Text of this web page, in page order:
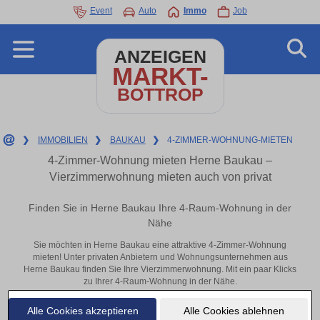
Alle Cookies akzeptieren Alle Cookies ablehnen
Event Auto Immo Job
ANZEIGEN
MARKT-
BOTTROP
❯ IMMOBILIEN ❯ BAUKAU ❯ 4-ZIMMER-WOHNUNG-MIETEN
4-Zimmer-Wohnung mieten Herne Baukau –
Vierzimmerwohnung mieten auch von privat
Finden Sie in Herne Baukau Ihre 4-Raum-Wohnung in der
Nähe
Sie möchten in Herne Baukau eine attraktive 4-Zimmer-Wohnung
mieten! Unter privaten Anbietern und Wohnungsunternehmen aus
Herne Baukau finden Sie Ihre Vierzimmerwohnung. Mit ein paar Klicks
zu Ihrer 4-Raum-Wohnung in der Nähe.
Aktuelle Wohnung zum mieten